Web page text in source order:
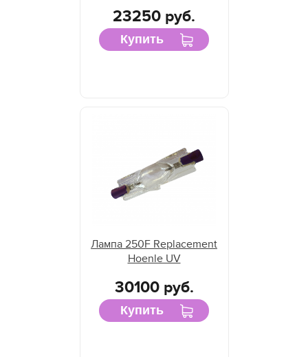
23250 руб.
Купить
Лампа 250F Replacement
Hoenle UV
30100 руб.
Купить